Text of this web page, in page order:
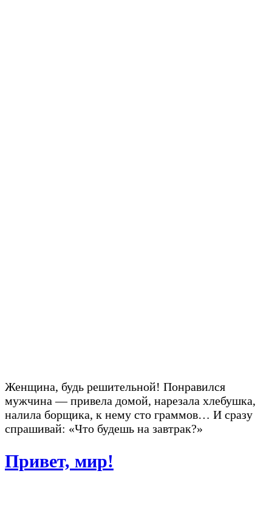
Женщина, будь решительной! Понравился
мужчина — привела домой, нарезала хлебушка,
налила борщика, к нему сто граммов… И сразу
спрашивай: «Что будешь на завтрак?»
Привет, мир!